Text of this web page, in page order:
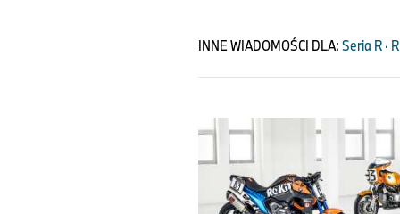
INNE WIADOMOŚCI DLA:Seria R ·